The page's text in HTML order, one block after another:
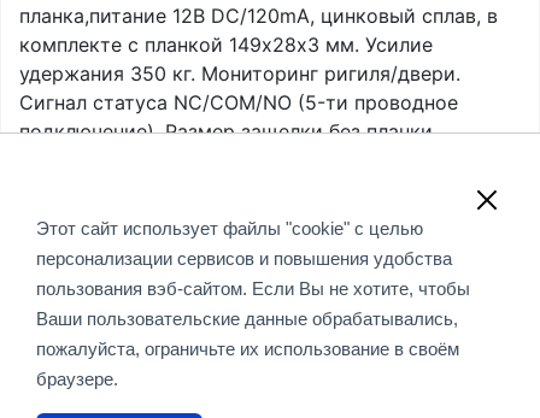
планка,питание 12B DC/120mА, цинковый сплав, в
комплекте с планкой 149х28x3 мм. Усилие
удержания 350 кг. Мониторинг ригиля/двери.
Сигнал статуса NC/COM/NO (5-ти проводное
подключение). Размер защелки без планки
Обращаем Ваше внимание, что вся информация,
размещенная на данном интернет-сайте, носит
информационный характер и не является публичной
офертой, определяемой положениями Статьи 437 (2)
ГК РФ.
Этот сайт использует файлы "cookie" с целью
персонализации сервисов и повышения удобства
пользования вэб-сайтом. Если Вы не хотите, чтобы
Ваши пользовательские данные обрабатывались,
пожалуйста, ограничьте их использование в своём
браузере.